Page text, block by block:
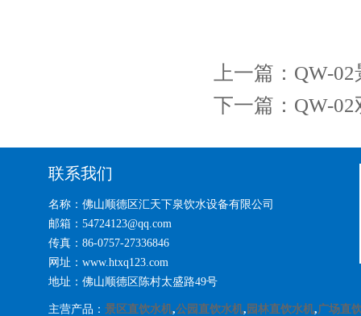
上一篇： QW-
下一篇： QW-
联系我们
名称：佛山顺德区汇天下泉饮水设备有限公司
邮箱：54724123@qq.com
传真：86-0757-27336846
网址：www.htxq123.com
地址：佛山顺德区陈村太盛路49号
主营产品： 景区直饮水机,公园直饮水机, 园林直饮水机,广场直